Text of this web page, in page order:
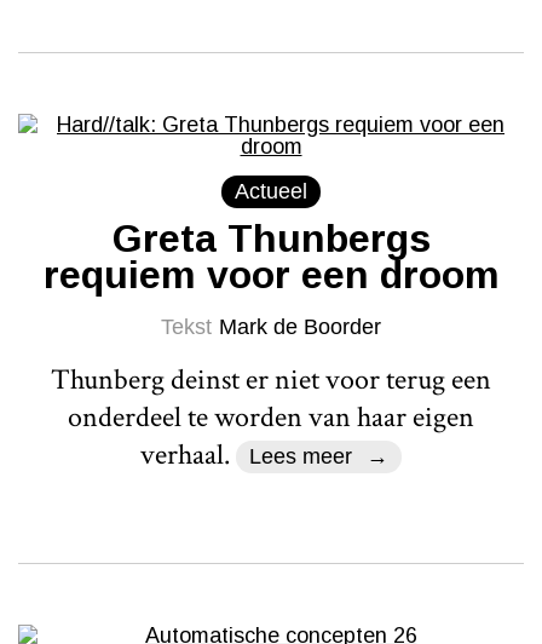
Actueel
Greta Thunbergs
requiem voor een droom
Tekst Mark de Boorder
Thunberg deinst er niet voor terug een
onderdeel te worden van haar eigen
verhaal.
Lees meer